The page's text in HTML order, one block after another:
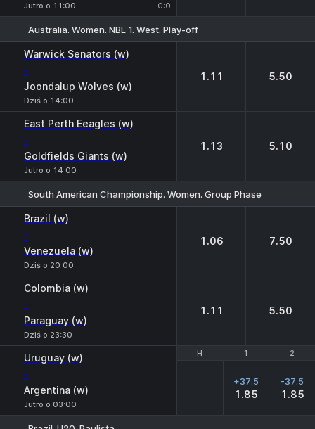
Jutro o 11:00 0:0
Australia. Women. NBL 1. West. Play-off
Warwick Senators (w)
-
Joondalup Wolves (w)
Dziś o 14:00
1.11 5.50
East Perth Eeagles (w)
-
Goldfields Giants (w)
Jutro o 14:00
1.13 5.10
South American Championship. Women. Group Phase
Brazil (w)
-
Venezuela (w)
Dziś o 20:00
1.06 7.50
Colombia (w)
-
Paraguay (w)
Dziś o 23:30
1.11 5.50
H 1 2
Uruguay (w)
-
Argentina (w)
Jutro o 03:00
H 1 2
+37.5
1.85
-37.5
1.85